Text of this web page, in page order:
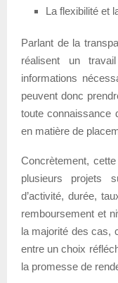
La flexibilité et
Parlant de la
réalisent un
informations
peuvent donc
toute connaissance
en matière de
Concrètement,
plusieurs projets
d’activité, durée,
remboursement et
la majorité des cas,
entre un choix
la promesse de